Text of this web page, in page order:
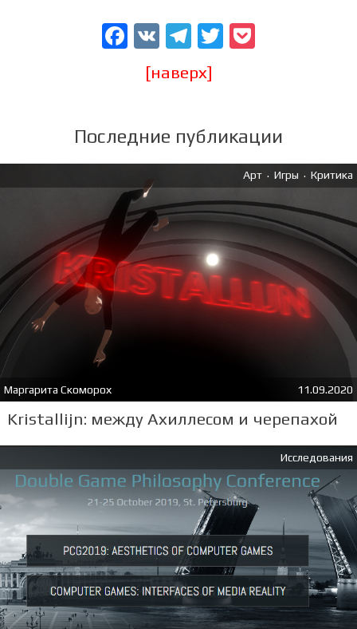
Facebook
VK Telegram
Twitter
[наверх]
Последние публикации
Арт . Игры . Критика
Маргарита Скоморох 11.09.2020
Kristallijn: между Ахиллесом и черепахой
Исследования